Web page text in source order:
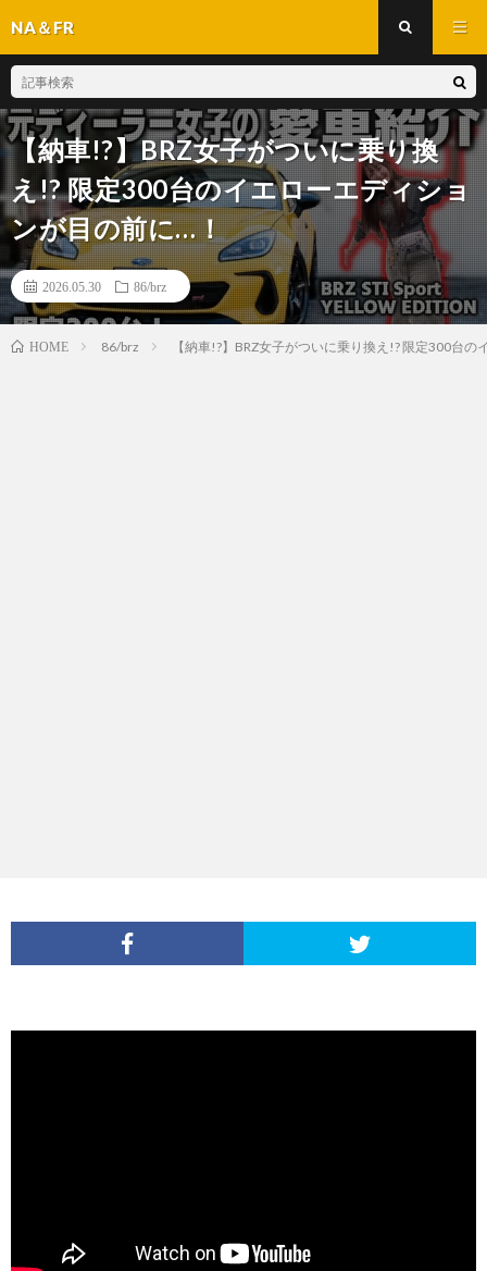
NA＆FR
【納車!?】BRZ女子がついに乗り換
え!? 限定300台のイエローエディショ
ンが目の前に…！
2026.05.30 86/brz
HOME 86/brz 【納車!?】BRZ女子がついに乗り換え!? 限定300台